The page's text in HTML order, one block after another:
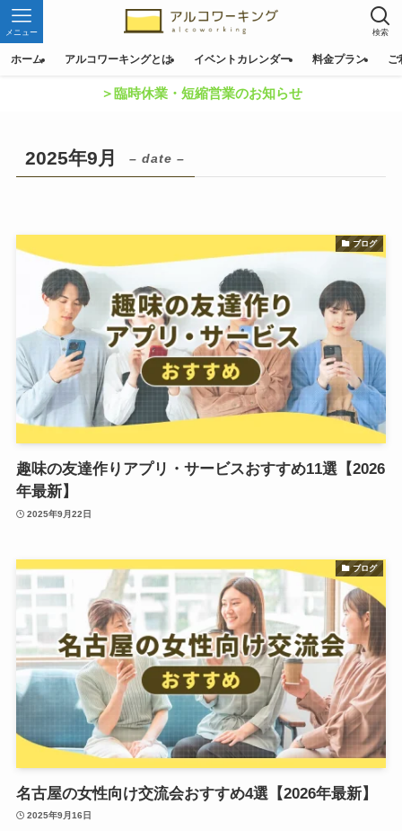
検索
メニュー
ホーム アルコワーキングとは イベントカレンダー 料金プラン ご
＞臨時休業・短縮営業のお知らせ
2025年9月 – date –
ブログ
趣味の友達作りアプリ・サービスおすすめ11選【2026
年最新】
2025年9月22日
ブログ
名古屋の女性向け交流会おすすめ4選【2026年最新】
2025年9月16日